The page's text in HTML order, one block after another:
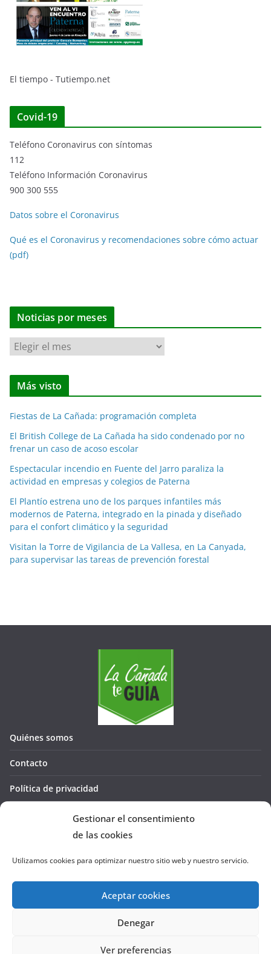
Gestionar el consentimiento
de las cookies
Utilizamos cookies para optimizar nuestro sitio web y nuestro servicio.
Aceptar cookies
Denegar
Ver preferencias
El tiempo - Tutiempo.net
Covid-19
Teléfono Coronavirus con síntomas
112
Teléfono Información Coronavirus
900 300 555
Datos sobre el Coronavirus
Qué es el Coronavirus y recomendaciones sobre cómo actuar
(pdf)
Noticias por meses
N
t
i
a
s
p
o
r
m
e
s
e
Más visto
Fiestas de La Cañada: programación completa
El British College de La Cañada ha sido condenado por no
frenar un caso de acoso escolar
Espectacular incendio en Fuente del Jarro paraliza la
actividad en empresas y colegios de Paterna
El Plantío estrena uno de los parques infantiles más
modernos de Paterna, integrado en la pinada y diseñado
para el confort climático y la seguridad
Visitan la Torre de Vigilancia de La Vallesa, en La Canyada,
para supervisar las tareas de prevención forestal
Quiénes somos
Contacto
Política de privacidad
Política de cookies (UE)
La Cañada te GUÍA
reservados.